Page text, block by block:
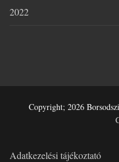
2022
Copyright; 2026
Adatkezelési tájékoztató